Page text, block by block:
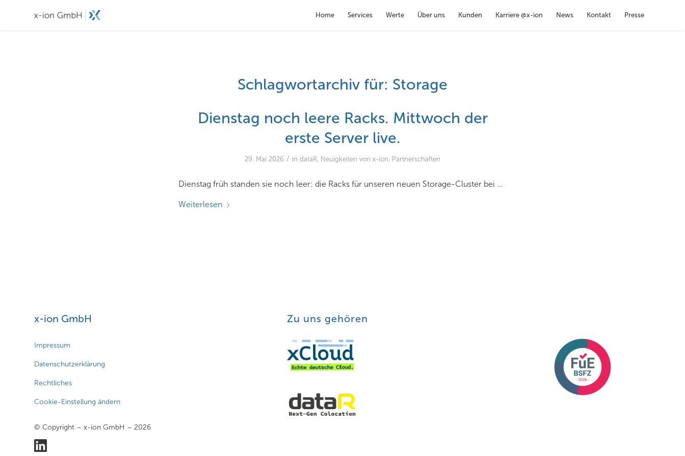
Home Services Werte Über uns Kunden Karriere @x-ion News Kontakt Presse
Schlagwortarchiv für: Storage
Dienstag noch leere Racks. Mittwoch der
erste Server live.
29. Mai 2026 / in dataR, Neuigkeiten von x-ion, Partnerschaften
Dienstag früh standen sie noch leer: die Racks für unseren neuen Storage-Cluster bei …
Weiterlesen
x-ion GmbH
Impressum
Datenschutzerklärung
Rechtliches
Cookie-Einstellung ändern
© Copyright – x-ion GmbH – 2026
Zu uns gehören